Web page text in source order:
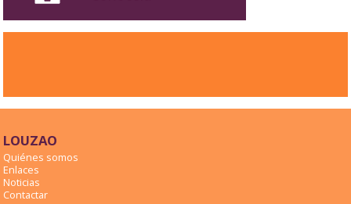
LOUZAO
Quiénes somos
Enlaces
Noticias
Contactar